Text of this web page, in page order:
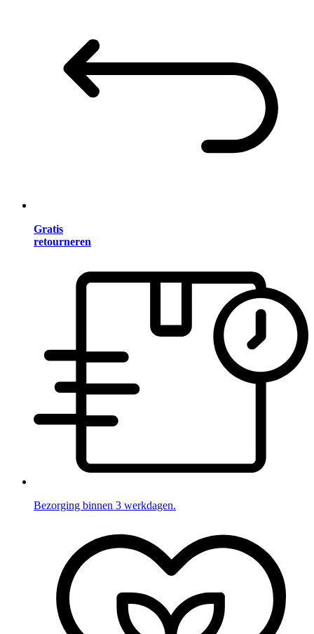
Gratis
retourneren
Bezorging binnen 3 werkdagen.